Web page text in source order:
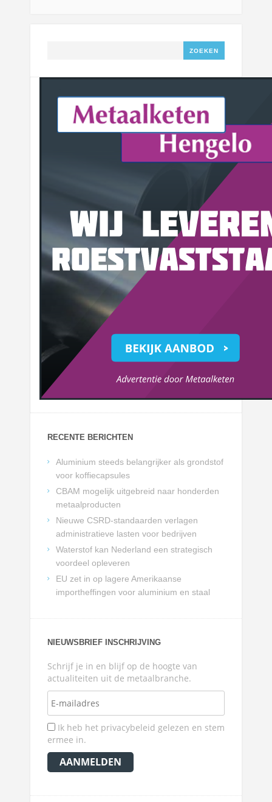
RECENTE BERICHTEN
Aluminium steeds belangrijker als grondstof
voor koffiecapsules
CBAM mogelijk uitgebreid naar honderden
metaalproducten
Nieuwe CSRD-standaarden verlagen
administratieve lasten voor bedrijven
Waterstof kan Nederland een strategisch
voordeel opleveren
EU zet in op lagere Amerikaanse
importheffingen voor aluminium en staal
NIEUWSBRIEF INSCHRIJVING
Schrijf je in en blijf op de hoogte van
actualiteiten uit de metaalbranche.
Ik heb het privacybeleid gelezen en stem
ermee in.